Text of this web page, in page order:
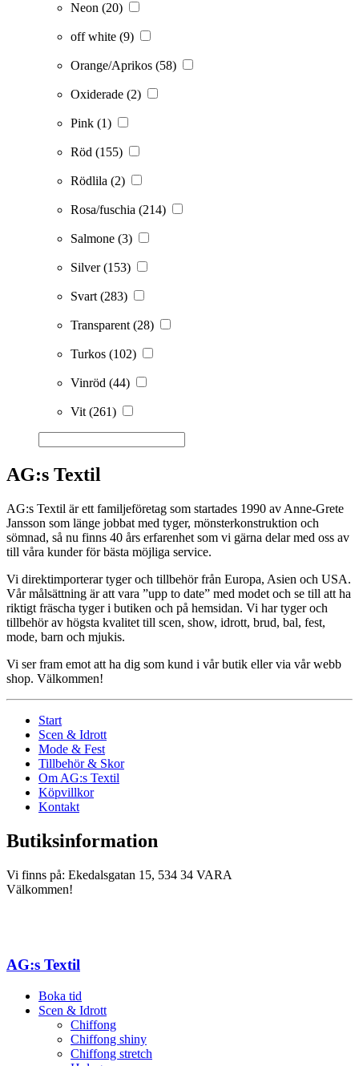
Neon (20)
off white (9)
Orange/Aprikos (58)
Oxiderade (2)
Pink (1)
Röd (155)
Rödlila (2)
Rosa/fuschia (214)
Salmone (3)
Silver(153)
Svart(283)
Transparent(28)
Turkos (102)
Vinröd (44)
Vit(261)
AG:s Textil
AG:s Textil är ett familjeföretag som startades 1990 av Anne-Grete
Jansson som länge jobbat med tyger, mönsterkonstruktion och
sömnad, så nu finns 40 års erfarenhet som vi gärna delar med oss av
till våra kunder för bästa möjliga service.
Vi direktimporterar tyger och tillbehör från Europa, Asien och USA.
Vår målsättning är att vara ”upp to date” med modet och se till att ha
riktigt fräscha tyger i butiken och på hemsidan. Vi har tyger och
tillbehör av högsta kvalitet till scen, show, idrott, brud, bal, fest,
mode, barn och mjukis.
Vi ser fram emot att ha dig som kund i vår butik eller via vår webb
shop. Välkommen!
Start
Scen & Idrott
Mode & Fest
Tillbehör & Skor
Om AG:s Textil
Köpvillkor
Kontakt
Butiksinformation
Vi finns på: Ekedalsgatan 15, 534 34 VARA
Välkommen!
AG:s Textil
Boka tid
Scen & Idrott
Chiffong
Chiffong shiny
Chiffong stretch